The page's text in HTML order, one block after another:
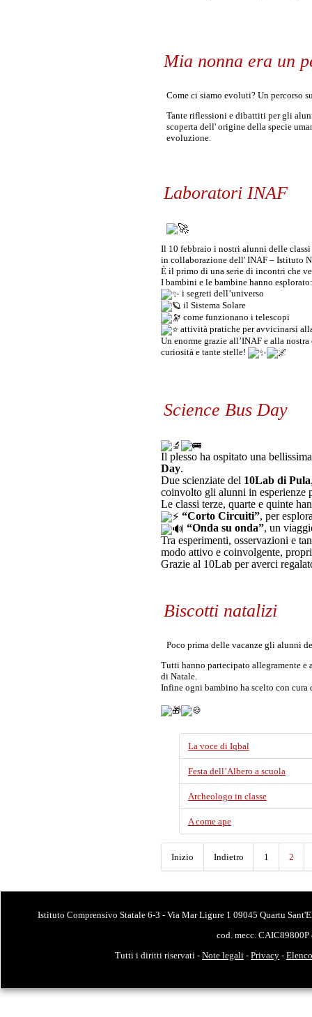
Mia nonna era un
Come ci siamo evoluti? Un percorso
Tante riflessioni e dibattiti per gli
scoperta dell' origine della specie
evoluzione.
Laboratori INAF
Il 10 febbraio i nostri alunni delle
in collaborazione dell' INAF – Istituto
È il primo di una serie di incontri che
I bambini e le bambine hanno esplorato:
i segreti dell’universo
il Sistema Solare
come funzionano i telescopi
attività pratiche per avvicinarsi
Un enorme grazie all’INAF e alla
curiosità e tante stelle!
Science Bus Day
Il plesso ha ospitato una
Day.
Due scienziate del 10Lab di Pula
coinvolto gli alunni in esperienze
Le classi terze, quarte e quinte
“Corto Circuiti”, per
“Onda su onda”, un
Tra esperimenti, osservazioni e
modo attivo e coinvolgente,
Grazie al 10Lab per averci
Biscotti natalizi
Poco prima delle vacanze gli alunni
Tutti hanno partecipato allegramente
di Natale.
Infine ogni bambino ha scelto con
La voce di Iqbal
Festa dell’Albero a scuola
Archeologo in classe
A come ape
Inizio Indietro 1 2
Istituto Comprensivo Statale 6-3 - Via Mar Ligure 1 09045 Quartu
cod. mecc.
Tutti i diritti riservati - Note legali - Privacy -